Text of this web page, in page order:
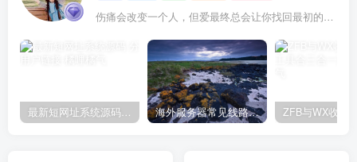
伤痛会改变一个人，但爱最终总会让你找回最初的自己
最新短网址系统源码 分用户链接 海外服务器常见线路对比